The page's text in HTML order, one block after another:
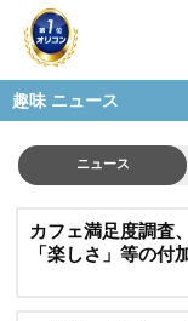
趣味 ニュース
ニュース
カフェ満足度調査
「楽しさ」等の付